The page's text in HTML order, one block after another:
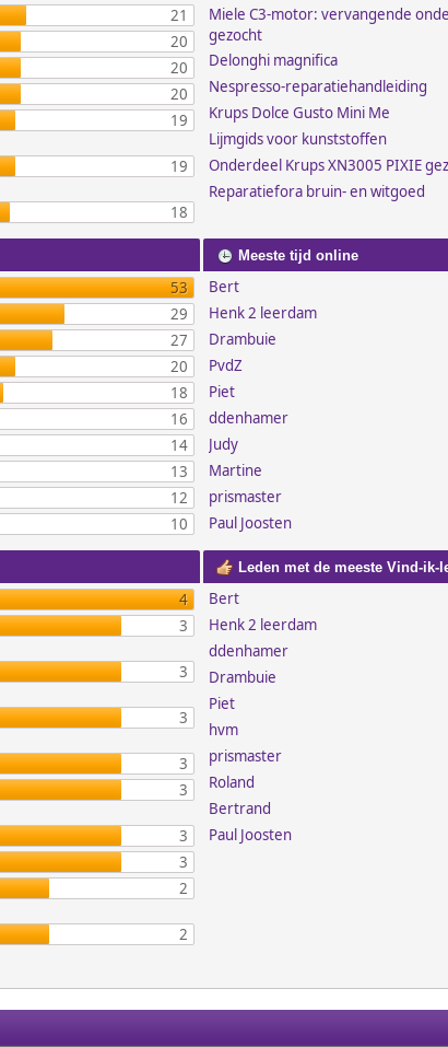
21
20
20
20
19
19
18
Miele C3-motor: vervangende
gezocht
Delonghi magnifica
Nespresso-reparatiehandleiding
Krups Dolce Gusto Mini Me
Lijmgids voor kunststoffen
Onderdeel Krups XN3005 PIXIE
Reparatiefora bruin- en witgoed
53
29
27
20
18
16
14
13
12
10
Meeste tijd online
Bert
Henk 2 leerdam
Drambuie
PvdZ
Piet
ddenhamer
Judy
Martine
prismaster
Paul Joosten
4
3
3
3
3
3
3
3
2
2
Leden met de meeste Vind-ik-
Bert
Henk 2 leerdam
ddenhamer
Drambuie
Piet
hvm
prismaster
Roland
Bertrand
Paul Joosten